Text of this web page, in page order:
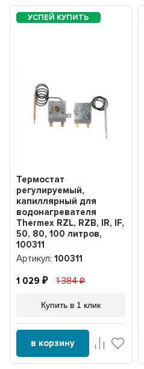
Термостат
регулируемый,
капиллярный для
водонагревателя
Thermex RZL, RZB, IR, IF,
50, 80, 100 литров,
100311
Артикул:100311
1 029 1 384
Купить в 1 клик
в корзину